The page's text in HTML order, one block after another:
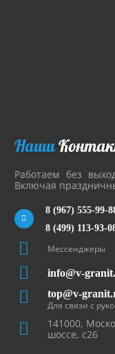
Наши
Работаем без
Включая
8 (967) 555-99-
8 (499) 113-93-
Мессенджеры
info@v-
top@v-
Для связи с
141000,
шоссе, с26